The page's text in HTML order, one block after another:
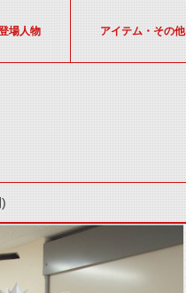
場人物 アイテム・その他